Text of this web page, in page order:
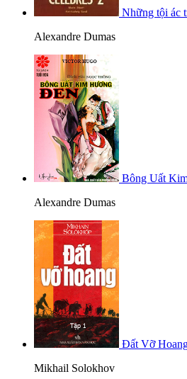
Những tội ác
Alexandre Dumas
Bông Uất
Alexandre Dumas
Đất Vỡ
Mikhail Solokhov